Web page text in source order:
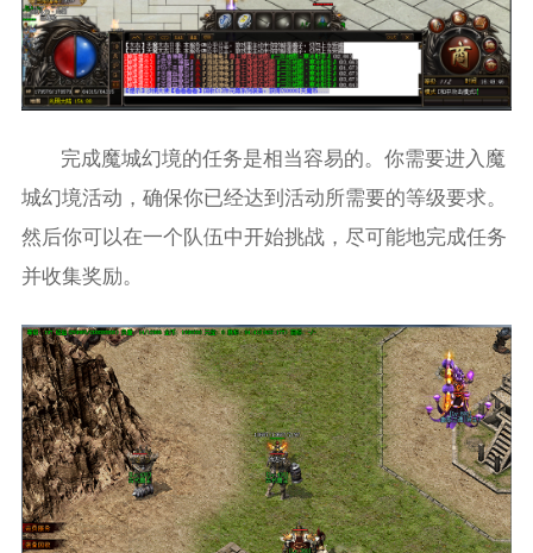
完成魔城幻境的任务是相当容易的。你需要进入魔
城幻境活动，确保你已经达到活动所需要的等级要求。
然后你可以在一个队伍中开始挑战，尽可能地完成任务
并收集奖励。